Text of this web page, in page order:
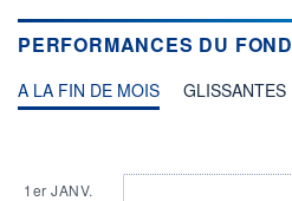
PERFORMANCES DU
A LA FIN DE MOIS GLISSANTES
1er JANV.